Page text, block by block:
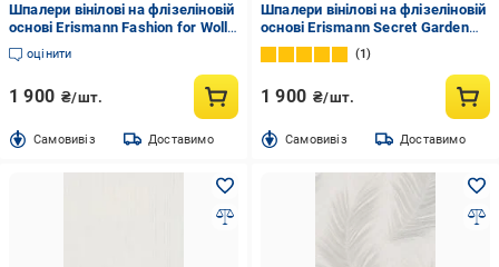
Шпалери вінілові на флізеліновій
основі Erismann Fashion for Wolls
5 12256-02 1,06x10,05 м
оцінити
1 900 ₴/шт.
Cамовивіз Доставимо
Шпалери вінілові на флізеліновій
основі Erismann Secret Garden
12237-31 1,06x10,05 м
1
1 900 ₴/шт.
Cамовивіз Доставимо